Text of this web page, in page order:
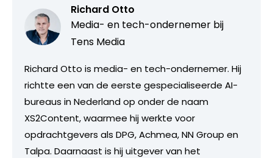
Richard Otto
Media- en tech-ondernemer bij
Tens Media
Richard Otto is media- en tech-ondernemer. Hij
richtte een van de eerste gespecialiseerde AI-
bureaus in Nederland op onder de naam
XS2Content, waarmee hij werkte voor
opdrachtgevers als DPG, Achmea, NN Group en
Talpa. Daarnaast is hij uitgever van het